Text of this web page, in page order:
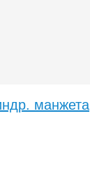
манжета